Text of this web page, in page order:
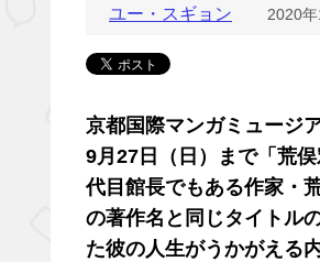
ユー・スギョン 2020
京都国際マンガミュージ
9月27日（日）まで「荒
代目館長でもある作家・
の著作名と同じタイトル
た彼の人生がうかがえる